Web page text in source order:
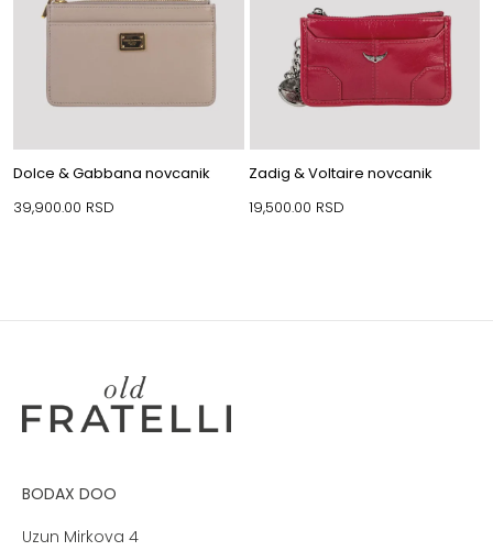
Dolce & Gabbana novcanik
39,900.00 RSD
Zadig & Voltaire novcanik
19,500.00 RSD
BODAX DOO
Uzun Mirkova 4